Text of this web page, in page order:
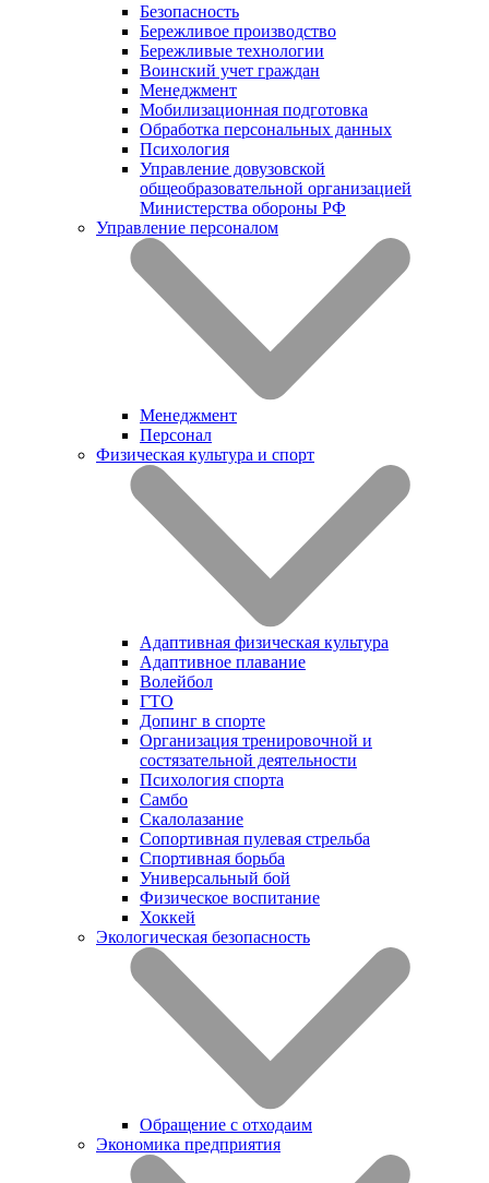
Безопасность
Бережливое производство
Бережливые технологии
Воинский учет граждан
Менеджмент
Мобилизационная подготовка
Обработка персональных данных
Психология
Управление довузовской
общеобразовательной организацией
Министерства обороны РФ
Управление персоналом
Менеджмент
Персонал
Физическая культура и спорт
Адаптивная физическая культура
Адаптивное плавание
Волейбол
ГТО
Допинг в спорте
Организация тренировочной и
состязательной деятельности
Психология спорта
Самбо
Скалолазание
Сопортивная пулевая стрельба
Спортивная борьба
Универсальный бой
Физическое воспитание
Хоккей
Экологическая безопасность
Обращение с отходаим
Экономика предприятия